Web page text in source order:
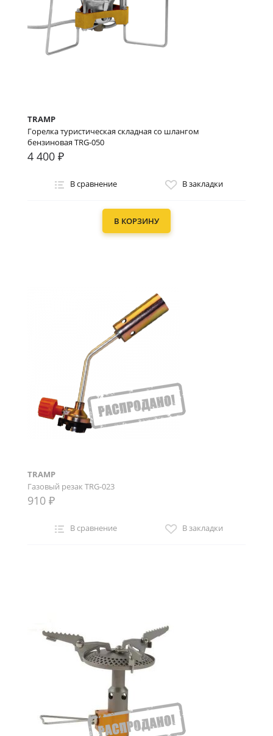
TRAMP
Горелка туристическая складная со шлангом
бензиновая TRG-050
4 400 ₽
В сравнение В закладки
В КОРЗИНУ
TRAMP
Газовый резак TRG-023
910 ₽
В сравнение В закладки